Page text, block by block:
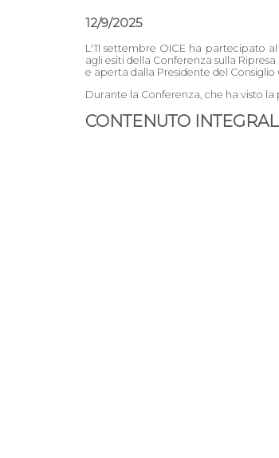
12/9/2025
L'11 settembre OICE ha partecipato
agli esiti della Conferenza sulla
e aperta dalla Presidente del Consiglio
Durante la Conferenza, che ha visto
CONTENUTO